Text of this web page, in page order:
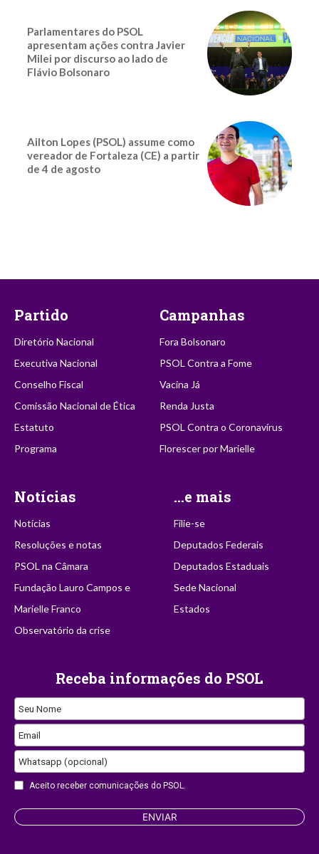
Parlamentares do PSOL
apresentam ações contra Javier
Milei por discurso ao lado de
Flávio Bolsonaro
Ailton Lopes (PSOL) assume como
vereador de Fortaleza (CE) a partir
de 4 de agosto
Partido
Diretório Nacional
Executiva Nacional
Conselho Fiscal
Comissão Nacional de Ética
Estatuto
Programa
Campanhas
Fora Bolsonaro
PSOL Contra a Fome
Vacina Já
Renda Justa
PSOL Contra o Coronavírus
Florescer por Marielle
Notícias
Notícias
Resoluções e notas
PSOL na Câmara
Fundação Lauro Campos e
Marielle Franco
Observatório da crise
...e mais
Filie-se
Deputados Federais
Deputados Estaduais
Sede Nacional
Estados
Receba informações do PSOL
Seu Nome
Email
Whatsapp (opcional)
EmailAceito receber comunicações do PSOL.
ENVIAR